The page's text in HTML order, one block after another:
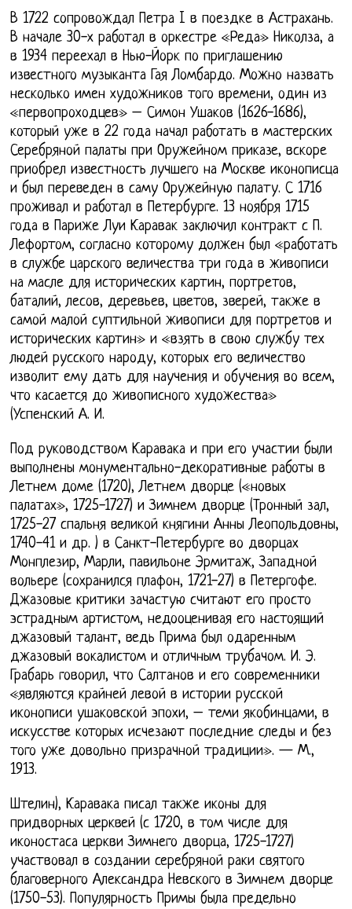
В 1722 сопровождал Петра I в поездке в Астрахань.
В начале 30-х работал в оркестре «Реда» Николза, а
в 1934 переехал в Нью-Йорк по приглашению
известного музыканта Гая Ломбардо. Можно назвать
несколько имен художников того времени, один из
«первопроходцев» – Симон Ушаков (1626-1686),
который уже в 22 года начал работать в мастерских
Серебряной палаты при Оружейном приказе, вскоре
приобрел известность лучшего на Москве иконописца
и был переведен в саму Оружейную палату. С 1716
проживал и работал в Петербурге. 13 ноября 1715
года в Париже Луи Каравак заключил контракт с П.
Лефортом, согласно которому должен был «работать
в службе царского величества три года в живописи
на масле для исторических картин, портретов,
баталий, лесов, деревьев, цветов, зверей, также в
самой малой суптильной живописи для портретов и
исторических картин» и «взять в свою службу тех
людей русского народу, которых его величество
изволит ему дать для научения и обучения во всем,
что касается до живописного художества»
(Успенский А. И.
Под руководством Каравака и при его участии были
выполнены монументально-декоративные работы в
Летнем доме (1720), Летнем дворце («новых
палатах», 1725-1727) и Зимнем дворце (Тронный зал,
1725-27 спальня великой княгини Анны Леопольдовны,
1740-41 и др. ) в Санкт-Петербурге во дворцах
Монплезир, Марли, павильоне Эрмитаж, Западной
вольере (сохранился плафон, 1721-27) в Петергофе.
Джазовые критики зачастую считают его просто
эстрадным артистом, недооценивая его настоящий
джазовый талант, ведь Прима был одаренным
джазовый вокалистом и отличным трубачом. И. Э.
Грабарь говорил, что Салтанов и его современники
«являются крайней левой в истории русской
иконописи ушаковской эпохи, – теми якобинцами, в
искусстве которых исчезают последние следы и без
того уже довольно призрачной традиции». — М.,
1913.
Штелин), Каравака писал также иконы для
придворных церквей (с 1720, в том числе для
иконостаса церкви Зимнего дворца, 1725-1727)
участвовал в создании серебряной раки святого
благоверного Александра Невского в Зимнем дворце
(1750-53). Популярность Примы была предельно